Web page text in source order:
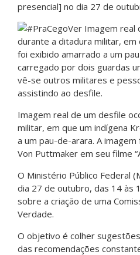
presencial] no dia 27 de
Imagem real de um desfile
militar, em que um indígena
a um pau-de-arara. A
Von Puttmaker em seu filme
O Ministério Público Federal
dia 27 de outubro, das 14 às
sobre a criação de uma
Verdade.
O objetivo é colher
das recomendações